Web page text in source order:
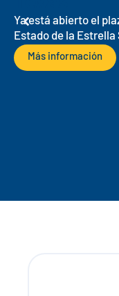
Ya está abierto el
Estado de la
Más información